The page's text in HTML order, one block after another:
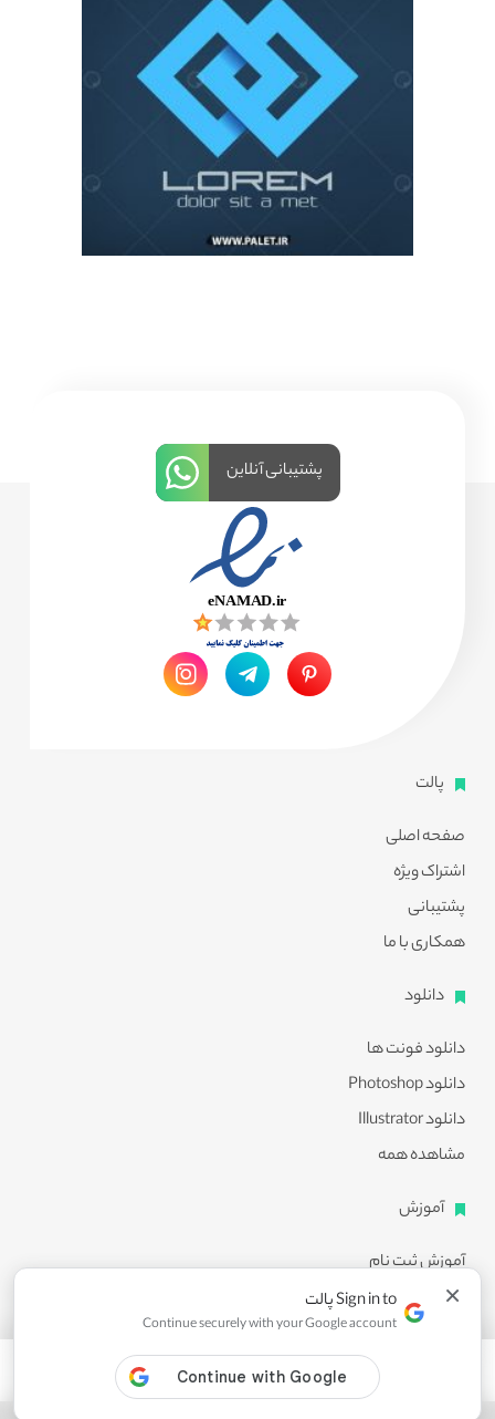
پالت
صفحه اصلی
اشتراک ویژه
پشتیبانی
همکاری با ما
دانلود
دانلود فونت ها
دانلود Photoshop
دانلود Illustrator
مشاهده همه
آموزش
آموزش ثبت نام
آموزش دانلود
آموزش ویرایش طرح ها
مشاهده همه
پشتیبانی آنلاین
× Sign in to پالت
Continue securely with your Google account